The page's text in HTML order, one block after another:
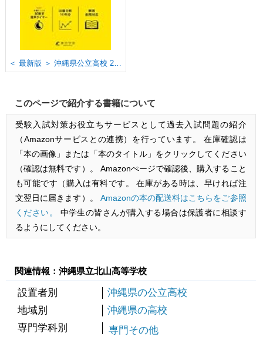
＜ 最新版 ＞ 沖縄県公立高校 2027年度版 【 過去問 5+1年分 】(公立高校入試過去問題シリーズZ47)
このページで紹介する書籍について
受験入試対策お役立ちサービスとして過去入試問題の紹介
（Amazonサービスとの連携）を行っています。 在庫確認は
「本の画像」または「本のタイトル」をクリックしてください
（確認は無料です）。 Amazonぺージで確認後、購入すること
も可能です（購入は有料です。 在庫がある時は、早ければ注
文翌日に届きます）。 Amazonの本の配送料はこちらをご参照
ください。
中学生の皆さんが購入する場合は保護者に相談す
るようにしてください。
関連情報：沖縄県立北山高等学校
設置者別
沖縄県の公立高校
地域別
沖縄県の高校
専門学科別
専門その他